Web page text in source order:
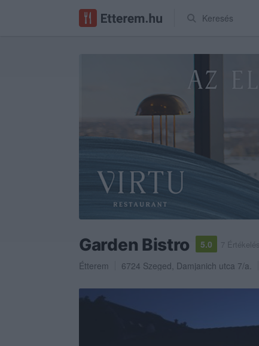
Keresés
Garden Bistro 5.0 7 Értékelés
Étterem 6724 Szeged, Damjanich utca 7/a.